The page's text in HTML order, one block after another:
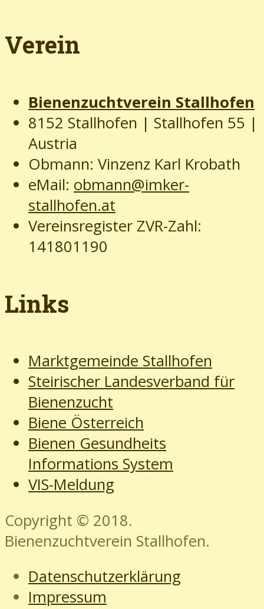
Verein
Bienenzuchtverein Stallhofen
8152 Stallhofen | Stallhofen 55 |
Austria
Obmann: Vinzenz Karl Krobath
eMail: obmann@imker-
stallhofen.at
Vereinsregister ZVR-Zahl:
141801190
Links
Marktgemeinde Stallhofen
Steirischer Landesverband für
Bienenzucht
Biene Österreich
Bienen Gesundheits
Informations System
VIS-Meldung
Copyright © 2018.
Bienenzuchtverein Stallhofen.
Datenschutzerklärung
Impressum